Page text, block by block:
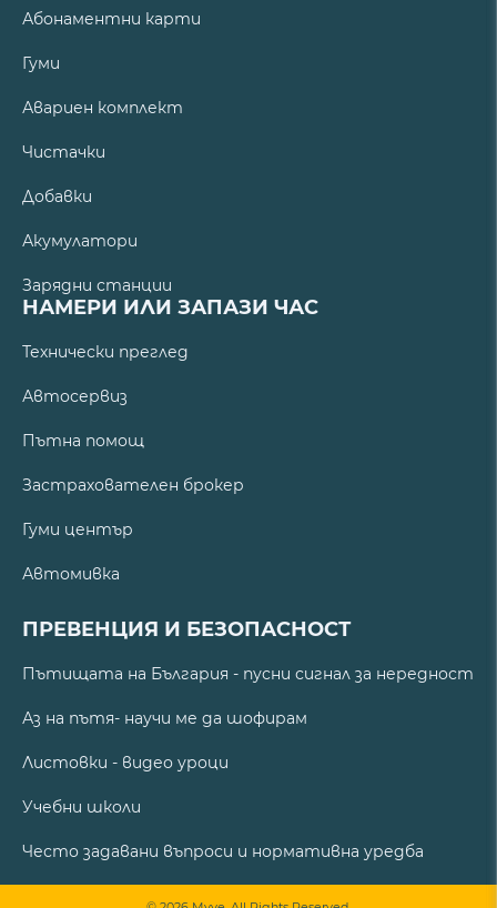
Абонаментни карти
Гуми
Авариен комплект
Чистачки
Добавки
Акумулатори
Зарядни станции
НАМЕРИ ИЛИ ЗАПАЗИ ЧАС
Технически преглед
Автосервиз
Пътна помощ
Застрахователен брокер
Гуми център
Автомивка
ПРЕВЕНЦИЯ И БЕЗОПАСНОСТ
Пътищата на България - пусни сигнал за нередност
Аз на пътя- научи ме да шофирам
Листовки - видео уроци
Учебни школи
Често задавани въпроси и нормативна уредба